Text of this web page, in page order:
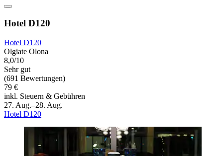
Hotel D120
Hotel D120
Olgiate Olona
8,0/10
Sehr gut
(691 Bewertungen)
79 €
inkl. Steuern & Gebühren
27. Aug.–28. Aug.
Hotel D120